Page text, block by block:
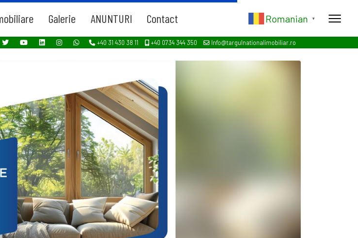
Galerie ANUNTURI Contact Romanian ▼
+40 31 430 38 11 +40 0734 344 350 Info@targulnationalimobiliar.ro